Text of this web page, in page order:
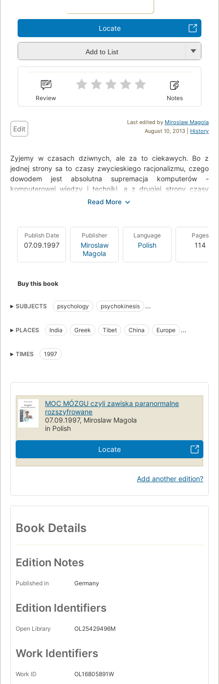
Locate
Add to List
Review Notes
Last edited by Miroslaw Magola
August 10, 2013 | History
Edit
Zyjemy w czasach dziwnych, ale za to ciekawych. Bo z
jednej strony sa to czasy zwycieskiego racjonalizmu, czego
dowodem jest absolutna supremacja komputerów -
komputerowej wiedzy i techniki, a z drugiej strony czasy
rosnacej popularnosci wiedzy ezoterycznej, poszukiwania
dziennikarskim nosza nazwe - zjawisk paranormalnych.
A wiec - w skrócie - czasy czlowieka racjonalnego
przezywajacego kryzys wiary we wlasny rozum!
czlowieka w to, ze "jajoglowy specjalista" wsparty sila
pomóc? Czymze wiec jest poczucie, ze wobec tego musimy
zbadanych - bioenergetyce, okultyzmie, telepatii i innych
tajemnicach naszej egzystencji na ziemi?
Na tle licznej w tej sytuacji i znanej literatury powstajacej na
Publish Date
07.09.1997
Publisher
Miroslaw
Magola
Language
Polish
Pages
114
Buy this book
SUBJECTS psychology
psychokinesis
PLACES
India Greek Tibet China
Europe
TIMES
1997
MOC MÓZGU czyli zawiska paranormalne
rozszyfrowane
07.09.1997, Miroslaw Magola
in Polish
Locate
Add another edition?
Book Details
Edition Notes
Published in Germany
Edition Identifiers
Open Library OL25429496M
Work Identifiers
Work ID OL16805891W